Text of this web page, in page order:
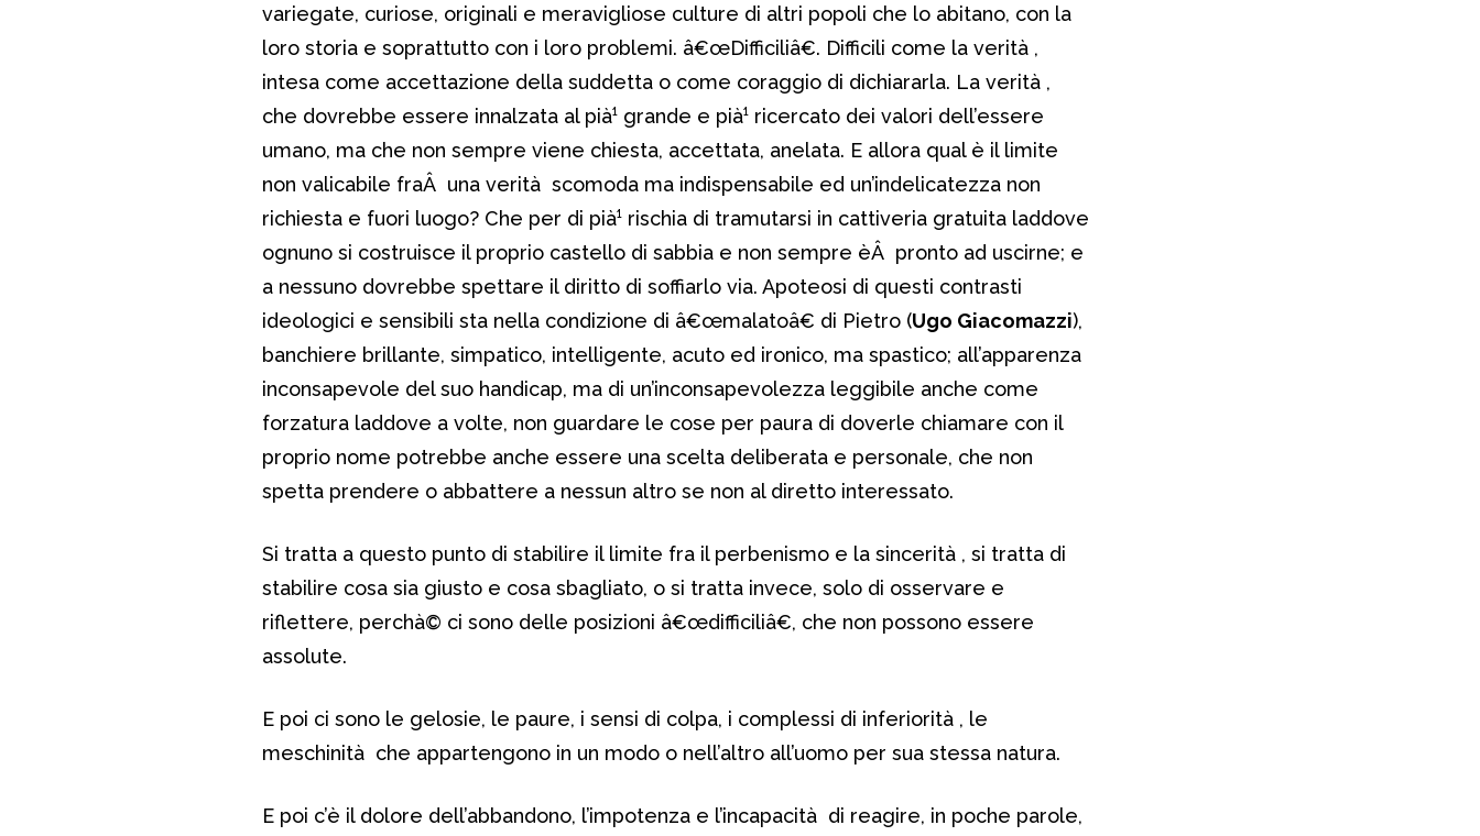
variegate, curiose, originali e meravigliose culture di altri popoli che lo abitano, con la
loro storia e soprattutto con i loro problemi. â€œDifficiliâ€. Difficili come la verità ,
intesa come accettazione della suddetta o come coraggio di dichiararla. La verità ,
che dovrebbe essere innalzata al pià¹ grande e pià¹ ricercato dei valori dell’essere
umano, ma che non sempre viene chiesta, accettata, anelata. E allora qual è il limite
non valicabile fraÂ una verità scomoda ma indispensabile ed un’indelicatezza non
richiesta e fuori luogo? Che per di pià¹ rischia di tramutarsi in cattiveria gratuita laddove
ognuno si costruisce il proprio castello di sabbia e non sempre èÂ pronto ad uscirne; e
a nessuno dovrebbe spettare il diritto di soffiarlo via. Apoteosi di questi contrasti
ideologici e sensibili sta nella condizione di â€œmalatoâ€ di Pietro (Ugo Giacomazzi),
banchiere brillante, simpatico, intelligente, acuto ed ironico, ma spastico; all’apparenza
inconsapevole del suo handicap, ma di un’inconsapevolezza leggibile anche come
forzatura laddove a volte, non guardare le cose per paura di doverle chiamare con il
proprio nome potrebbe anche essere una scelta deliberata e personale, che non
spetta prendere o abbattere a nessun altro se non al diretto interessato.
Si tratta a questo punto di stabilire il limite fra il perbenismo e la sincerità , si tratta di
stabilire cosa sia giusto e cosa sbagliato, o si tratta invece, solo di osservare e
riflettere, perchà© ci sono delle posizioni â€œdifficiliâ€, che non possono essere
assolute.
E poi ci sono le gelosie, le paure, i sensi di colpa, i complessi di inferiorità , le
meschinità che appartengono in un modo o nell’altro all’uomo per sua stessa natura.
E poi c’è il dolore dell’abbandono, l’impotenza e l’incapacità di reagire, in poche parole,